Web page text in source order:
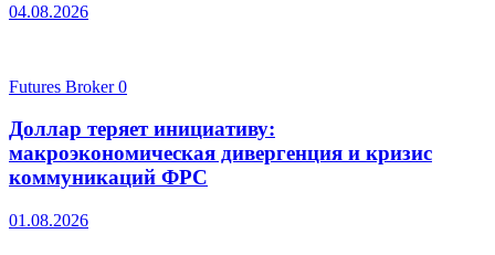
04.08.2026
Futures Broker0
Доллар теряет инициативу:
макроэкономическая дивергенция и кризис
коммуникаций ФРС
01.08.2026